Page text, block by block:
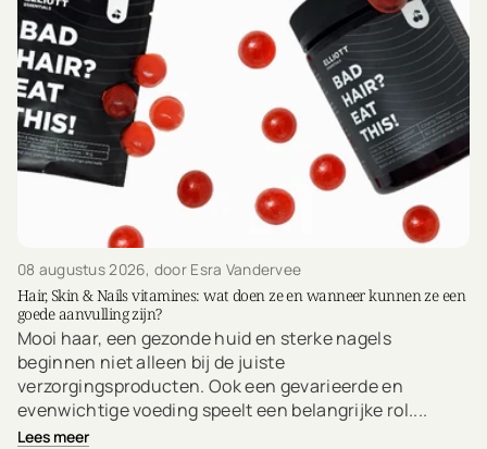
08 augustus 2026, door Esra Vandervee
Hair, Skin & Nails vitamines: wat doen ze en wanneer kunnen ze een
goede aanvulling zijn?
Mooi haar, een gezonde huid en sterke nagels
beginnen niet alleen bij de juiste
verzorgingsproducten. Ook een gevarieerde en
evenwichtige voeding speelt een belangrijke rol....
Lees meer